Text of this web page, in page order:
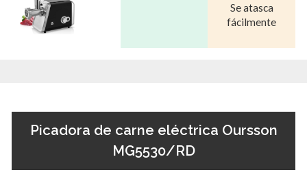
Se atasca
fácilmente
Picadora de carne eléctrica Oursson
MG5530/RD